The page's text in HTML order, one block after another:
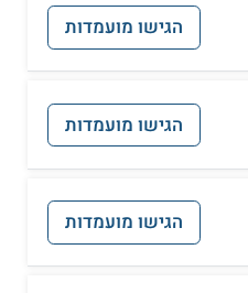
הגישו מועמדות
הגישו מועמדות
הגישו מועמדות